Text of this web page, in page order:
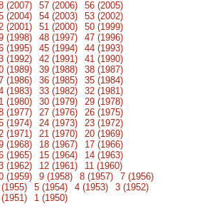
(2007)
57 (2006)
56 (2005)
(2004)
54 (2003)
53 (2002)
(2001)
51 (2000)
50 (1999)
(1998)
48 (1997)
47 (1996)
(1995)
45 (1994)
44 (1993)
(1992)
42 (1991)
41 (1990)
(1989)
39 (1988)
38 (1987)
(1986)
36 (1985)
35 (1984)
(1983)
33 (1982)
32 (1981)
(1980)
30 (1979)
29 (1978)
(1977)
27 (1976)
26 (1975)
(1974)
24 (1973)
23 (1972)
(1971)
21 (1970)
20 (1969)
(1968)
18 (1967)
17 (1966)
(1965)
15 (1964)
14 (1963)
(1962)
12 (1961)
11 (1960)
(1959)
9 (1958) 8 (1957)
7 (1956)
5 (1954) 4 (1953)
3 (1952)
1 (1950)